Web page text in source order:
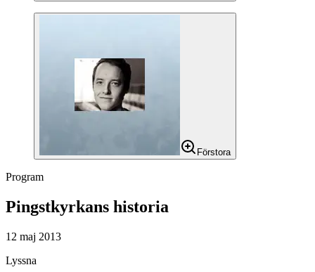
Förstora
Program
Pingstkyrkans historia
12 maj 2013
Lyssna